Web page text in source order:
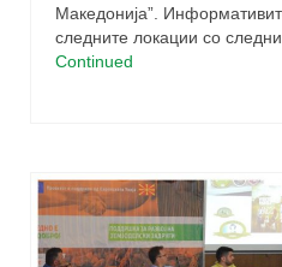
Македонија”.
следните локации со
Continued